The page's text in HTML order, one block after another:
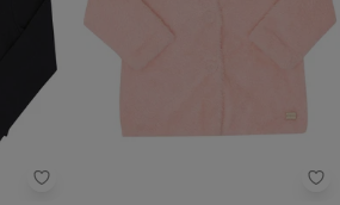
Pulla Bulla - Blusão Juvenil